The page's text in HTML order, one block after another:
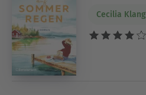
Cecilia Klang